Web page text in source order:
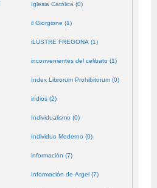
Iglesia Católica (0)
il Giorgione (1)
iLUSTRE FREGONA (1)
inconvenientes del celibato (1)
Index Librorum Prohibitorum (0)
indios (2)
Individualismo (0)
Individuo Moderno (0)
información (7)
Información de Argel (7)